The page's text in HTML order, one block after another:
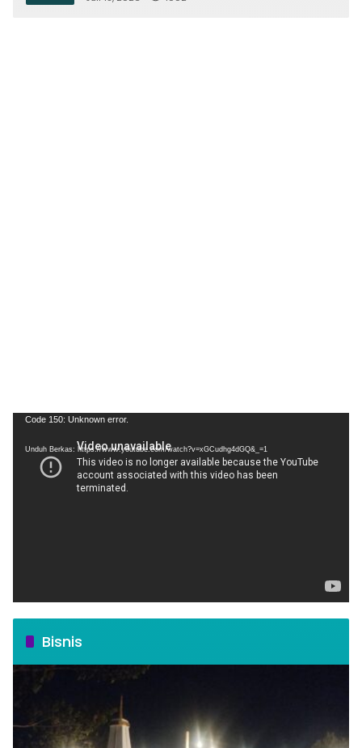
Pemutar
Code 150: Unknown error.
Unduh Berkas: https://www.youtube.com/watch?v=xGCudhg4dGQ&_=1
Bisnis